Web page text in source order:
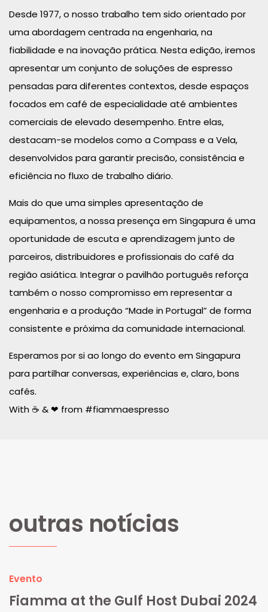
Desde 1977, o nosso trabalho tem sido orientado por
uma abordagem centrada na engenharia, na
fiabilidade e na inovação prática. Nesta edição, iremos
apresentar um conjunto de soluções de espresso
pensadas para diferentes contextos, desde espaços
focados em café de especialidade até ambientes
comerciais de elevado desempenho. Entre elas,
destacam-se modelos como a Compass e a Vela,
desenvolvidos para garantir precisão, consistência e
eficiência no fluxo de trabalho diário.
Mais do que uma simples apresentação de
equipamentos, a nossa presença em Singapura é uma
oportunidade de escuta e aprendizagem junto de
parceiros, distribuidores e profissionais do café da
região asiática. Integrar o pavilhão português reforça
também o nosso compromisso em representar a
engenharia e a produção “Made in Portugal” de forma
consistente e próxima da comunidade internacional.
Esperamos por si ao longo do evento em Singapura
para partilhar conversas, experiências e, claro, bons
cafés.
With ☕ & ❤ from #fiammaespresso
outras notícias
Evento
Fiamma at the Gulf Host Dubai 2024